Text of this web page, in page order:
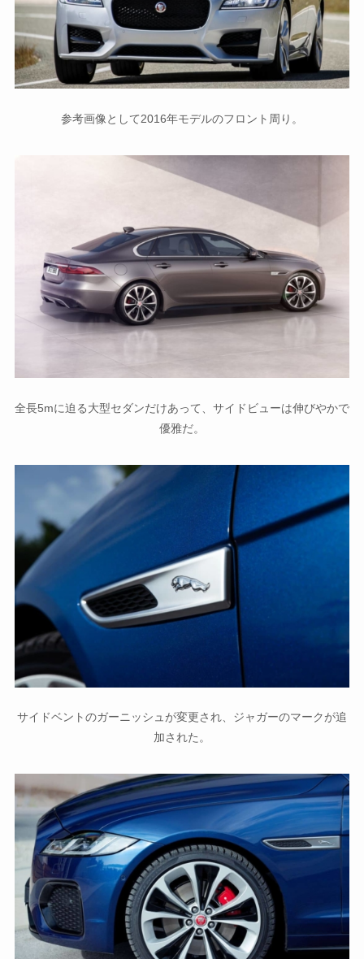
参考画像として2016年モデルのフロント周り。
全長5mに迫る大型セダンだけあって、サイドビューは伸びやかで
優雅だ。
サイドベントのガーニッシュが変更され、ジャガーのマークが追
加された。